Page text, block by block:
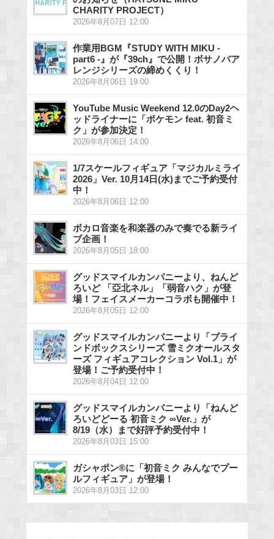
CHARITY PROJECT）
2026年8月07日 12:00
作業用BGM『STUDY WITH MIKU -
part6 -』が『39ch』で公開！ボサノバア
レンジシリーズの締めくくり！
2026年8月06日 19:00
YouTube Music Weekend 12.0のDay2ヘ
ッドライナーに「ポケモン feat. 初音ミ
ク」が参加決定！
2026年8月06日 14:00
1/7スケールフィギュア「マジカルミライ
2026」Ver. 10月14日(水)までご予約受付
中！
2026年8月06日 12:00
ボカロ音楽を和楽器のみで奏でる新ライ
ブ企画！
2026年8月05日 18:00
グッドスマイルカンパニーより、ねんど
ろいど 「亞北ネル」「弱音ハク」が登
場！フェイスメーカーコラボも開催中！
2026年8月05日 12:00
グッドスマイルカンパニーより「ブライ
ンドボックスシリーズ 雪ミクオールスタ
ーズ フィギュアコレクション Vol.1」が
登場！ご予約受付中！
2026年8月04日 12:00
グッドスマイルカンパニーより「ねんど
ろいどどーる 初音ミク ∞Ver.」が
8/19（水）まで好評予約受付中！
2026年8月03日 15:00
ガシャポン®に「初音ミク みんなでプー
ルフィギュア」が登場！
2026年8月03日 12:00